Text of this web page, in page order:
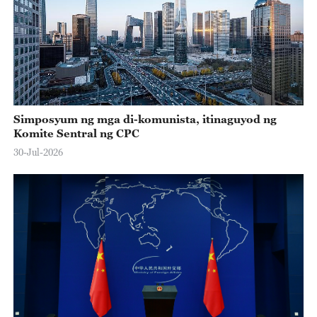
Simposyum ng mga di-komunista, itinaguyod ng
Komite Sentral ng CPC
30-Jul-2026